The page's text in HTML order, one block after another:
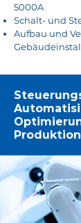
5000A
Schalt- und
Aufbau und